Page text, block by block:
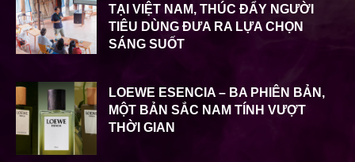
TẠI VIỆT NAM, THÚC ĐẨY NGƯỜI
TIÊU DÙNG ĐƯA RA LỰA CHỌN
SÁNG SUỐT
LOEWE ESENCIA – BA PHIÊN BẢN,
MỘT BẢN SẮC NAM TÍNH VƯỢT
THỜI GIAN